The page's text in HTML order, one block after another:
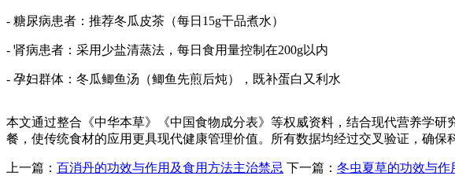
- 糖尿病患者：推荐冬瓜皮茶（每日15g干品煮水）
- 肾病患者：采用少盐清蒸法，每日食用量控制在200g以内
- 孕妇群体：冬瓜鲫鱼汤（鲫鱼先煎后炖），既补蛋白又利水
本文通过整合《中华本草》《中国食物成分表》等权威资料，结合现代营养学
餐，使传统食材的应用更具现代健康管理价值。所有数据均经过交叉验证，确保
上一篇： 百消丹的功效与作用及食用方法主治禁忌 下一篇： 冬虫夏草的功效与作